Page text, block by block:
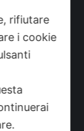
rifiutare
i cookie